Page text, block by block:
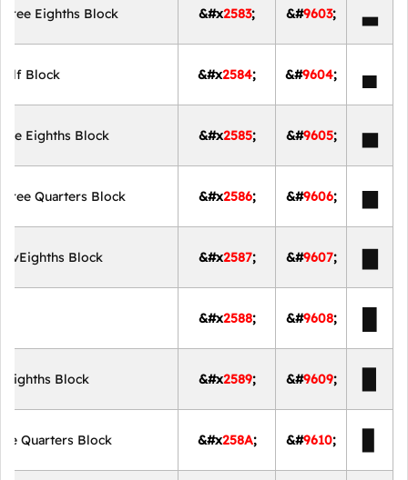
▃
&#9603;
&#x2583;
Eighths Block
▄
&#9604;
&#x2584;
Block
▅
&#9605;
&#x2585;
Eighths Block
▆
&#9606;
&#x2586;
Quarters Block
▇
&#9607;
&#x2587;
Block
&#9608;
&#x2588;
&#9609;
&#x2589;
Block
&#9610;
&#x258A;
Quarters Block